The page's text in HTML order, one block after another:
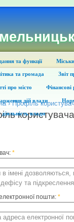
та функції
та громада Звіт
про місто Фінансові
дій влади
влади
›Профіль
користувача
*
в імені дозволяються,
та
пошти: *
адреса електронної